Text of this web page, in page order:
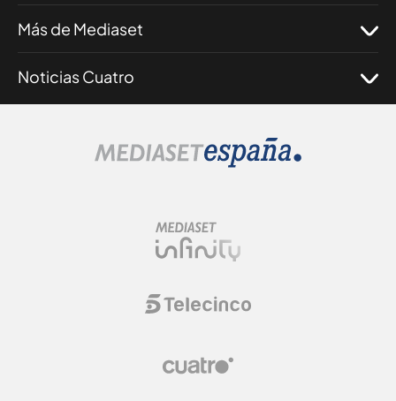
Más de Mediaset
Noticias Cuatro